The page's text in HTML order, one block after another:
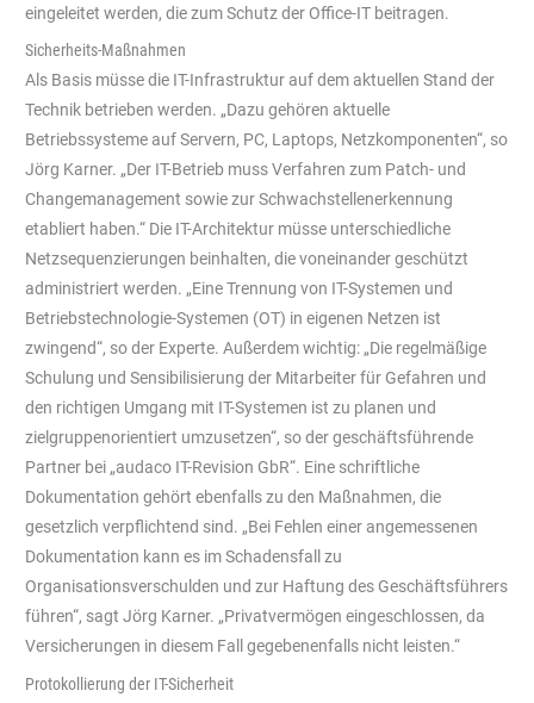
eingeleitet werden, die zum Schutz der Office-IT beitragen.
Sicherheits-Maßnahmen
Als Basis müsse die IT-Infrastruktur auf dem aktuellen Stand der
Technik betrieben werden. „Dazu gehören aktuelle
Betriebssysteme auf Servern, PC, Laptops, Netzkomponenten“, so
Jörg Karner. „Der IT-Betrieb muss Verfahren zum Patch- und
Changemanagement sowie zur Schwachstellenerkennung
etabliert haben.“ Die IT-Architektur müsse unterschiedliche
Netzsequenzierungen beinhalten, die voneinander geschützt
administriert werden. „Eine Trennung von IT-Systemen und
Betriebstechnologie-Systemen (OT) in eigenen Netzen ist
zwingend“, so der Experte. Außerdem wichtig: „Die regelmäßige
Schulung und Sensibilisierung der Mitarbeiter für Gefahren und
den richtigen Umgang mit IT-Systemen ist zu planen und
zielgruppenorientiert umzusetzen“, so der geschäftsführende
Partner bei „audaco IT-Revision GbR“. Eine schriftliche
Dokumentation gehört ebenfalls zu den Maßnahmen, die
gesetzlich verpflichtend sind. „Bei Fehlen einer angemessenen
Dokumentation kann es im Schadensfall zu
Organisationsverschulden und zur Haftung des Geschäftsführers
führen“, sagt Jörg Karner. „Privatvermögen eingeschlossen, da
Versicherungen in diesem Fall gegebenenfalls nicht leisten.“
Protokollierung der IT-Sicherheit